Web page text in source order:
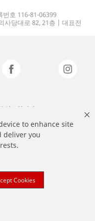
to enhance site
deliver you
Cookies
호 116-81-06399
사당대로 82, 21층 | 대표전
상표입니다.